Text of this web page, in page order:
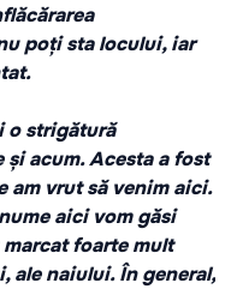
poți sta locului, iar
o strigătură
acum. Acesta a fost
am vrut să venim aici.
aici vom găsi
foarte mult
ale naiului. În general,